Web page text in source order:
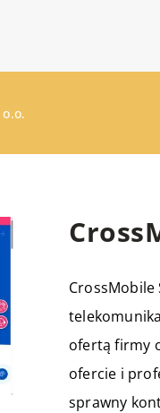
CrossMobile
ofertą firmy
ofercie i
sprawny